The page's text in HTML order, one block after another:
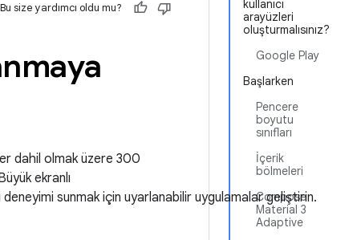
kullanıcı
arayüzleri
oluşturmalısınız?
Google Play
Başlarken
Pencere
boyutu
sınıfları
İçerik
bölmeleri
Compose
Material 3
Adaptive
Bu size yardımcı oldu mu?
dahil olmak üzere 300
ekranlı
deneyimi sunmak için uyarlanabilir uygulamalar geliştirin.